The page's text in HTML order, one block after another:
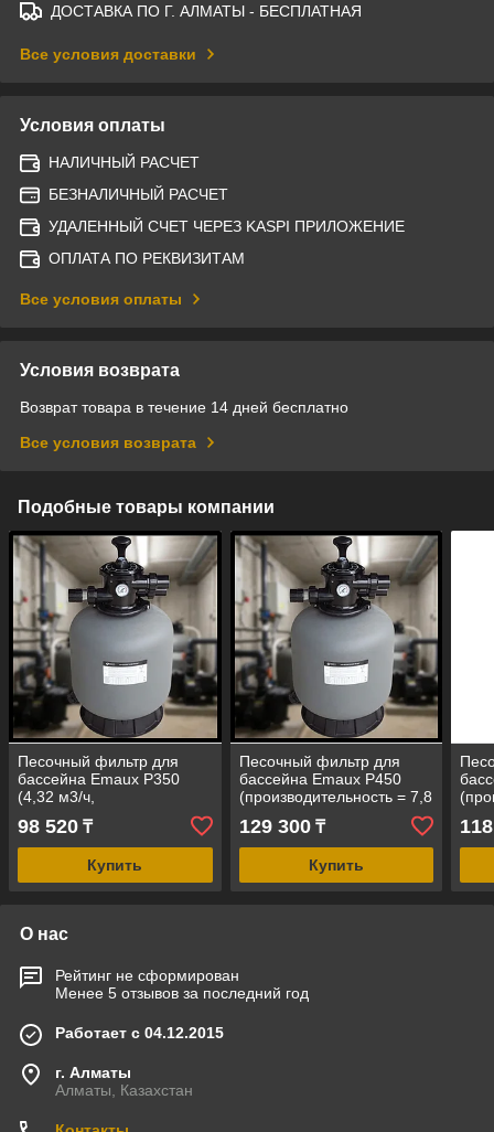
ДОСТАВКА ПО Г. АЛМАТЫ - БЕСПЛАТНАЯ
Все условия доставки
Условия оплаты
НАЛИЧНЫЙ РАСЧЕТ
БЕЗНАЛИЧНЫЙ РАСЧЕТ
УДАЛЕННЫЙ СЧЕТ ЧЕРЕЗ KASPI ПРИЛОЖЕНИЕ
ОПЛАТА ПО РЕКВИЗИТАМ
Все условия оплаты
Условия возврата
Возврат товара в течение 14 дней бесплатно
Все условия возврата
Подобные товары компании
Песочный фильтр для
бассейна Emaux P350
(4,32 м3/ч,
полипропиленовый,
верхний клапан)
98 520 ₸
Купить
Песочный фильтр для
бассейна Emaux P450
(производительность = 7,8
м3/ч, полипропиленовый,
верхний клапан)
129 300₸
Купить
О нас
Рейтинг не сформирован
Менее 5 отзывов за последний год
Работает с 04.12.2015
г. Алматы
Алматы, Казахстан